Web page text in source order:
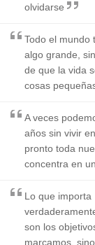
olvidarse
Todo el mundo
algo grande,
de que la vida
cosas
A veces
años sin vivir
pronto toda
concentra en
Lo que importa
son los
marcamos,